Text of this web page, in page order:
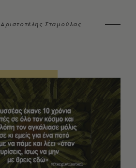
Αριστοτέλης Σταμούλας